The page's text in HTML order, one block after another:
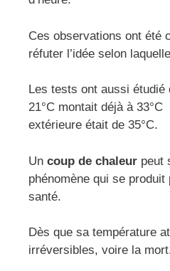
Ces observations ont été
réfuter l’idée selon
Les tests ont aussi étudié
21°C montait déjà à
extérieure était de 35°C.
Un coup de chaleur peut
phénomène qui se
santé.
Dès que sa température
irréversibles, voire la